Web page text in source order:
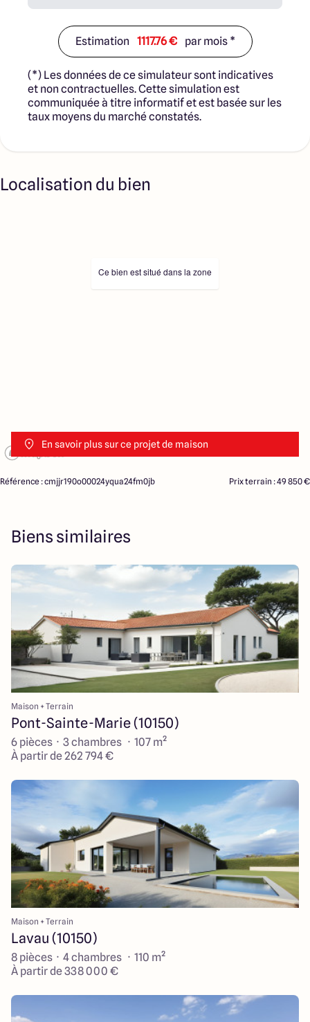
Estimation 1117.76 € par mois *
(*) Les données de ce simulateur sont indicatives
et non contractuelles. Cette simulation est
communiquée à titre informatif et est basée sur les
taux moyens du marché constatés.
Localisation du bien
En savoir plus sur ce projet de maison
Ce bien est situé dans la zone
Référence : cmjjr190o00024yqua24fm0jb Prix terrain : 49 850 €
Biens similaires
Maison + Terrain
Pont-Sainte-Marie (10150)
6 pièces · 3 chambres · 107 m²
À partir de 262 794 €
Maison + Terrain
Lavau (10150)
8 pièces · 4 chambres · 110 m²
À partir de 338 000 €